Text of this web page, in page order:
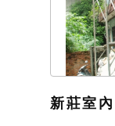
新莊室